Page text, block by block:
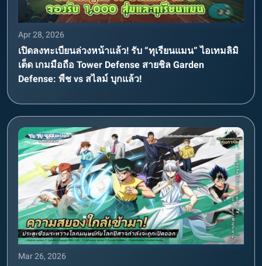
Apr 28, 2026
เปิดลงทะเบียนล่วงหน้าแล้ว! รับ “ทุเรียนแมน” ไอเทมลิมิ
เต็ด เกมมือถือ Tower Defense สายชิล Garden
Defense: พืช vs สไลม์ บุกแล้ว!
Mar 26, 2026